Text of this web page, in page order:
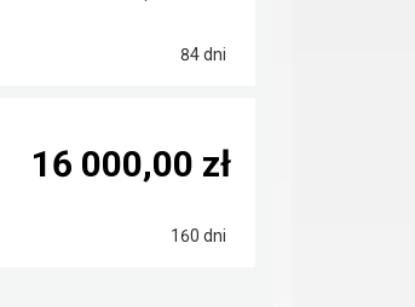
84 dni
160 dni
16 000,00 zł